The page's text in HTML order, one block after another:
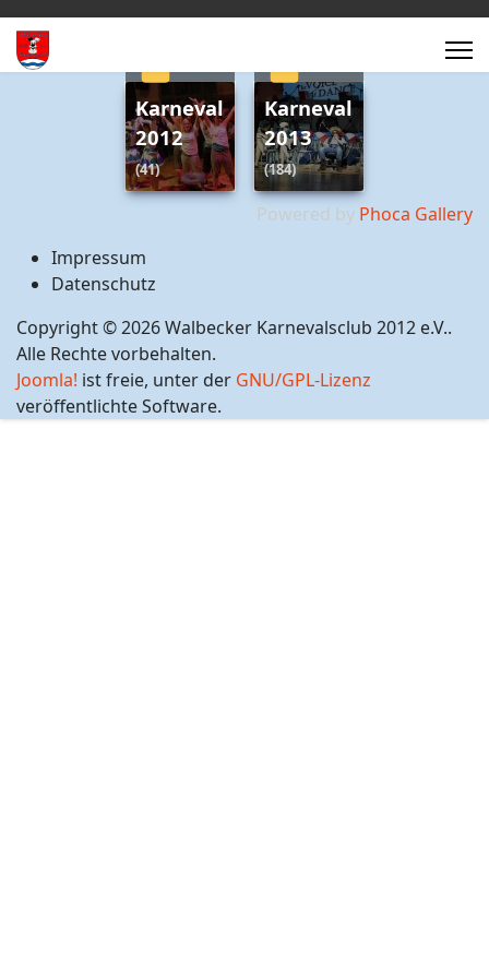
Karneval
2012
(41)
Karneval
2013
(184)
Powered by Phoca Gallery
Impressum
Datenschutz
Copyright © 2026 Walbecker Karnevalsclub 2012 e.V..
Alle Rechte vorbehalten.
Joomla! ist freie, unter der GNU/GPL-Lizenz
veröffentlichte Software.